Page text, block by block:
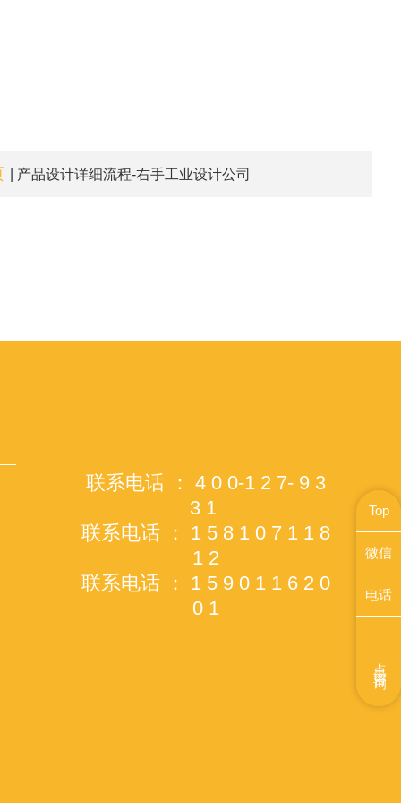
| 产品设计详细流程-右手工业设计公司
联系电话 ： 4 0 0-1 2 7- 9 3
3 1
联系电话 ： 1 5 8 1 0 7 1 1 8
1 2
联系电话 ： 1 5 9 0 1 1 6 2 0
0 1
Top
微信
电话
点击咨询